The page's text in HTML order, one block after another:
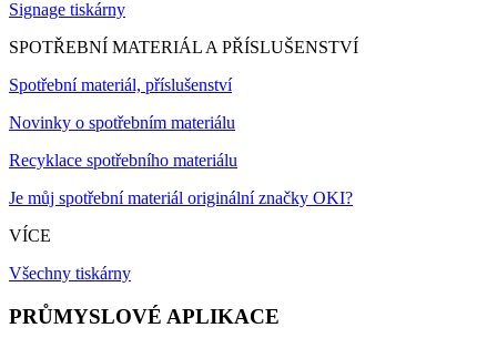
Signage tiskárny
SPOTŘEBNÍ MATERIÁL A PŘÍSLUŠENSTVÍ
Spotřební materiál, příslušenství
Novinky o spotřebním materiálu
Recyklace spotřebního materiálu
Je můj spotřební materiál originální značky OKI?
VÍCE
Všechny tiskárny
PRŮMYSLOVÉ APLIKACE